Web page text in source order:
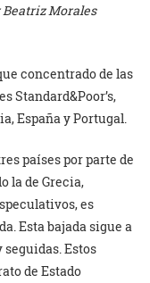
Morales
concentrado de las
Standard&Poor’s,
España y Portugal.
países por parte de
la de Grecia,
es
Esta bajada sigue a
Estos
de Estado